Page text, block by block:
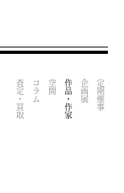
定期催事
企画展
作品・作家
空間
コラム
査定・買取